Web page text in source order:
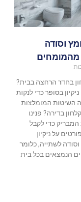
וסודה
מהמומחים
בחדר הרחצה בבית?
בסופר כדי לנקות
השיטות המומלצות
בדירה? פנינו
כדי לקבל
על ניקיון
לשתייה, כלומר
הנמצאים בכל בית